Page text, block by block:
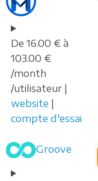
De 16.00 € à
103.00 €
/month
/utilisateur |
website |
compte d'essai
Groove